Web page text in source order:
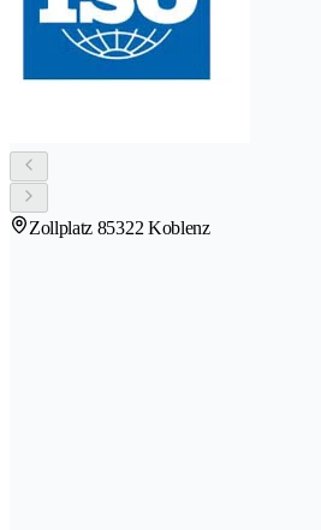
Zollplatz 85322 Koblenz